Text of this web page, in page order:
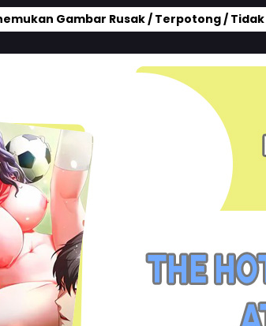
Gambar Rusak / Terpotong /